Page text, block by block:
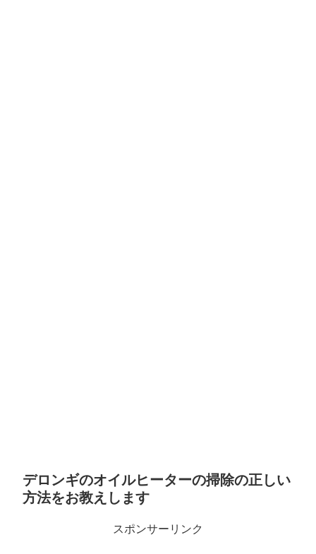
デロンギのオイルヒーターの掃除の正しい
方法をお教えします
スポンサーリンク